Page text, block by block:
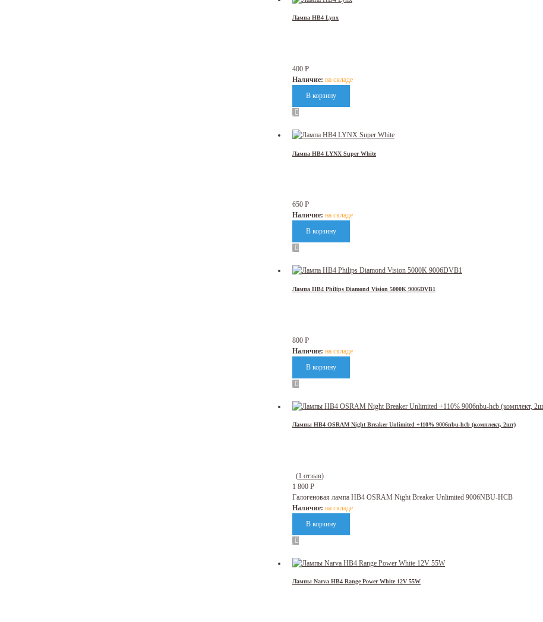
Лампа HB4 Lynx
400 Р
Наличие: на складе
Лампа НB4 LYNX Super White
650 Р
Наличие: на складе
Лампа HB4 Philips Diamond Vision 5000K 9006DVB1
800 Р
Наличие: на складе
Лампы HB4 OSRAM Night Breaker Unlimited +110% 9006nbu-hcb (комплект, 2шт)
(1 отзыв)
1 800 Р
Галогеновая лампа HB4 OSRAM Night Breaker Unlimited 9006NBU-HCB
Наличие: на складе
Лампы Narva HB4 Range Power White 12V 55W